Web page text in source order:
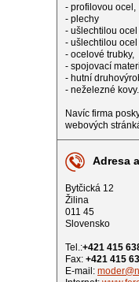
- profilovou ocel,
- plechy
- ušlechtilou
- ušlechtilou
- ocelové trubky,
- spojovací
- hutní
- neželezné kovy.
Navíc firma
webových
Adresa
Bytčická 12
Žilina
011 45
Slovensko
Tel.:+421 415
Fax: +421 415
E-mail: